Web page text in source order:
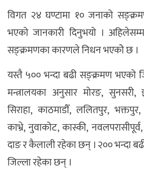
विगत २४ घण्टामा १० जनाको
भएको जानकारी दिनुभयो ।
सङ्क्रमणका कारणले निधन भएकोे छ ।
यस्तै ५०० भन्दा बढी सङ्क्रमण भएको
मन्त्रालयका अनुसार मोरङ, सुनसरी,
सिराहा, काठमाडौँ, ललितपुर,
काभ्रे, नुवाकोट, कास्की,
दाङ र कैलाली रहेका छन् । २०० भन्दा
जिल्ला रहेका छन् ।